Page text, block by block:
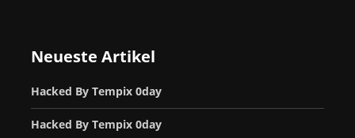
Neueste Artikel
Hacked By Tempix 0day
Hacked By Tempix 0day